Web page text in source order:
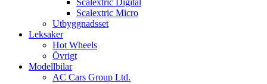
Scalextric Micro
Utbyggnadsset
Leksaker
Hot Wheels
Övrigt
Modellbilar
AC Cars Group Ltd.